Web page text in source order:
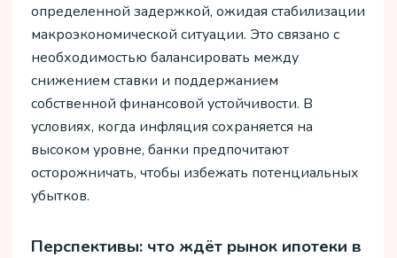
определенной задержкой, ожидая стабилизации
макроэкономической ситуации. Это связано с
необходимостью балансировать между
снижением ставки и поддержанием
собственной финансовой устойчивости. В
условиях, когда инфляция сохраняется на
высоком уровне, банки предпочитают
осторожничать, чтобы избежать потенциальных
убытков.
Перспективы: что ждёт рынок ипотеки в